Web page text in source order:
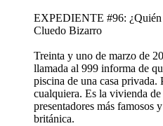
EXPEDIENTE #96:
Cluedo Bizarro
Treinta y uno de marzo de
llamada al 999 informa de
piscina de una casa privada.
cualquiera. Es la vivienda
presentadores más famosos
británica.